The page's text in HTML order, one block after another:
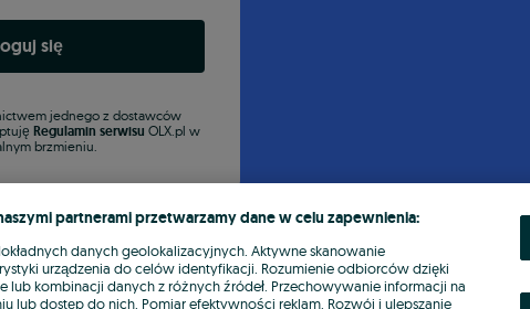
się
jednego z dostawców
Regulamin serwisu OLX.pl w
brzmieniu.
partnerami przetwarzamy dane w celu zapewnienia:
danych geolokalizacyjnych. Aktywne skanowanie
urządzenia do celów identyfikacji. Rozumienie odbiorców dzięki
lub kombinacji danych z różnych źródeł. Przechowywanie informacji na
lub dostęp do nich. Pomiar efektywności reklam. Rozwój i ulepszanie